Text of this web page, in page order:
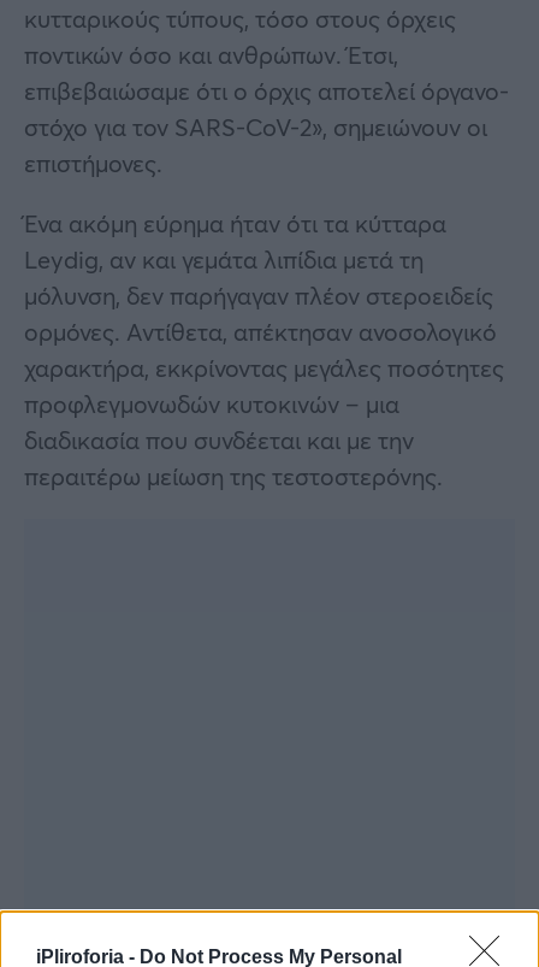
iPliroforia - Do Not Process My Personal
κυτταρικούς τύπους, τόσο στους όρχεις
ποντικών όσο και ανθρώπων. Έτσι,
επιβεβαιώσαμε ότι ο όρχις αποτελεί όργανο-
στόχο για τον SARS-CoV-2», σημειώνουν οι
επιστήμονες.
Ένα ακόμη εύρημα ήταν ότι τα κύτταρα
Leydig, αν και γεμάτα λιπίδια μετά τη
μόλυνση, δεν παρήγαγαν πλέον στεροειδείς
ορμόνες. Αντίθετα, απέκτησαν ανοσολογικό
χαρακτήρα, εκκρίνοντας μεγάλες ποσότητες
προφλεγμονωδών κυτοκινών – μια
διαδικασία που συνδέεται και με την
περαιτέρω μείωση της τεστοστερόνης.